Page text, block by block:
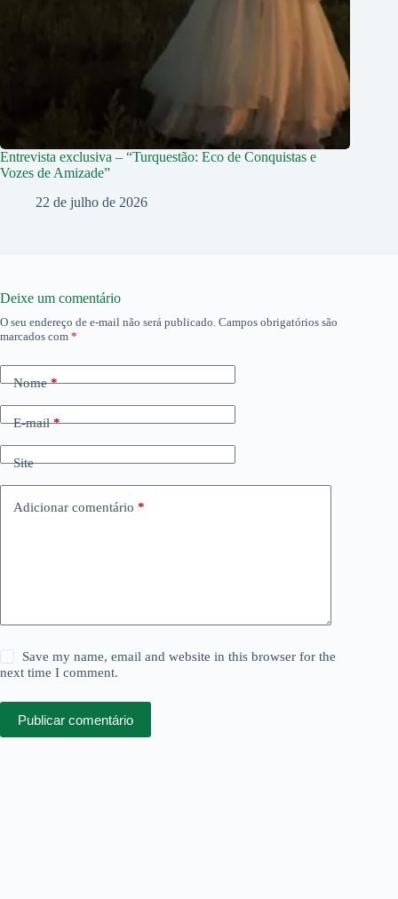
Entrevista exclusiva – “Turquestão: Eco de Conquistas e
Vozes de Amizade”
22 de julho de 2026
Deixe um comentário
O seu endereço de e-mail não será publicado. Campos obrigatórios são
marcados com *
Nome*
E-mail*
Site
Adicionar comentário *
Save my name, email and website in this browser for the
next time I comment.
Publicar comentário